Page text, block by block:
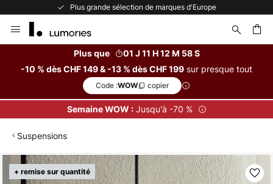
Plus grande sélection de marques d'Europe
Allez
au
Plus que
01 J 11 H 12 M 57 S
-10 % dès CHF 149 & -13 % dès CHF 199 sur presque tout
Code :WOW copier
Semaine WOW :Jusqu'à -70 %
Suspensions
+ remise sur quantité
Skip
to